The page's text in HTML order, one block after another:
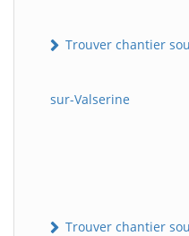
Trouver chantier
sur-Valserine
Trouver chantier